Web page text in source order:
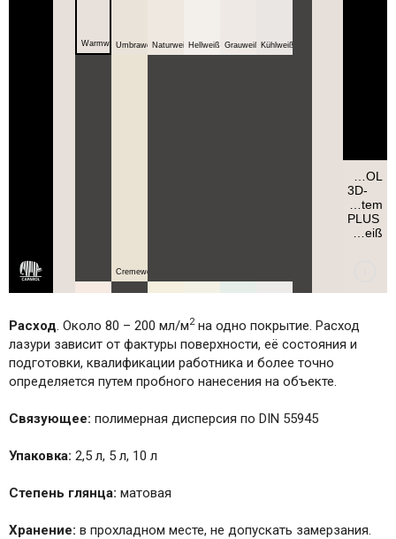
Расход. Около 80 – 200 мл/м2на одно покрытие. Расход
лазури зависит от фактуры поверхности, её состояния и
подготовки, квалификации работника и более точно
определяется путем пробного нанесения на объекте.
Связующее: полимерная дисперсия по DIN 55945
Упаковка: 2,5 л, 5 л, 10 л
Степень глянца: матовая
Хранение: в прохладном месте, не допускать замерзания.